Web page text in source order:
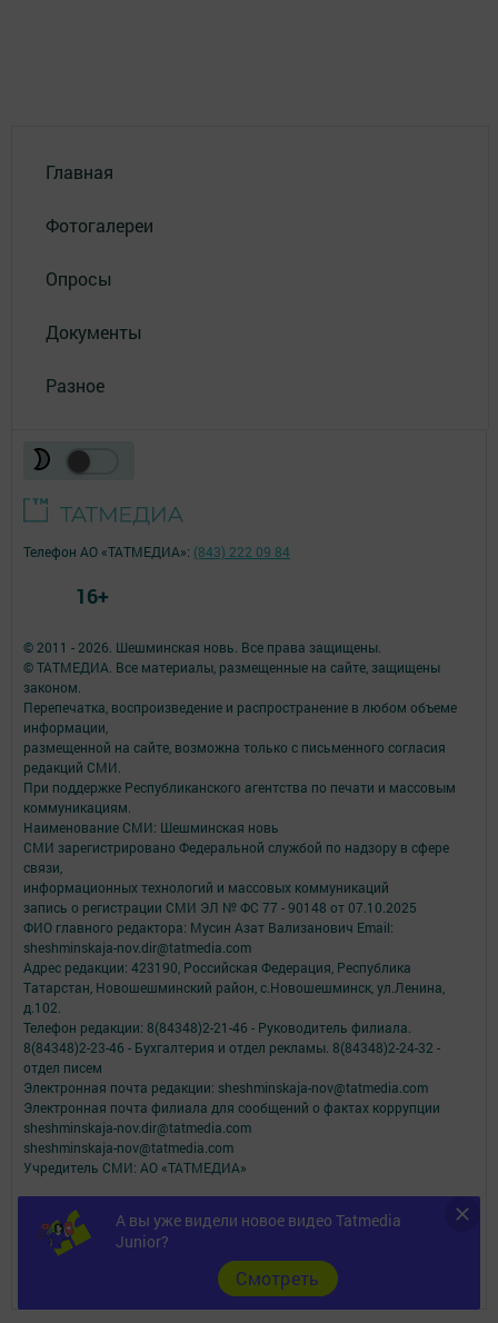
Главная
Фотогалереи
Опросы
Документы
Разное
А вы уже видели новое видео Tatmedia
Junior?
Cмотреть
© 2011 - 2026. Шешминская новь. Все права защищены.
© ТАТМЕДИА. Все материалы, размещенные на сайте, защищены
законом.
Перепечатка, воспроизведение и распространение в любом объеме
информации,
размещенной на сайте, возможна только с письменного согласия
редакций СМИ.
При поддержке Республиканского агентства по печати и массовым
коммуникациям.
Наименование СМИ: Шешминская новь
СМИ зарегистрировано Федеральной службой по надзору в сфере
связи,
информационных технологий и массовых коммуникаций
запись о регистрации СМИ ЭЛ № ФС 77 - 90148 от 07.10.2025
ФИО главного редактора: Мусин Азат Вализанович Email:
sheshminskaja-nov.dir@tatmedia.com
Адрес редакции: 423190, Российская Федерация, Республика
Татарстан, Новошешминский район, с.Новошешминск, ул.Ленина,
д.102.
Телефон редакции: 8(84348)2-21-46 - Руководитель филиала.
8(84348)2-23-46 - Бухгалтерия и отдел рекламы. 8(84348)2-24-32 -
отдел писем
Электронная почта редакции: sheshminskaja-nov@tatmedia.com
Электронная почта филиала для сообщений о фактах коррупции
sheshminskaja-nov.dir@tatmedia.com
sheshminskaja-nov@tatmedia.com
Учредитель СМИ: АО «ТАТМЕДИА»
Антикоррупционная политика
АО «ТАТМЕДИА» использует «cookie»для персонализации сервисов и
удобства пользователей сайтом.
Использование «cookie» можно отменить в настройках браузера.
Политика конфиденциальности
Телефон АО «ТАТМЕДИА»: (843) 222 09 84
16+